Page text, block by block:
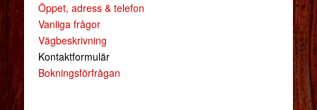
Öppet, adress & telefon
Vanliga frågor
Vägbeskrivning
Kontaktformulär
Bokningsförfrågan